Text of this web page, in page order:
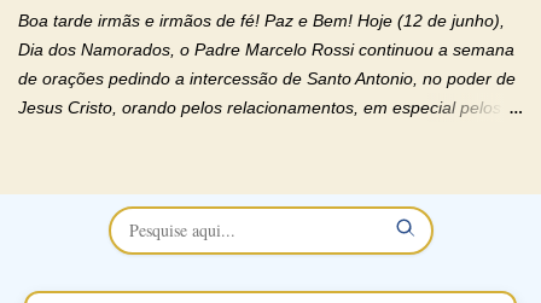
relacionamento e que minaram, espiritualmente, a relação do
casal. Vamos orar (coloque o seu esposo ou esposa diante de
Deus). "Senhor Jesus, restaura os laços ...
Boa tarde irmãs e irmãos de fé! Paz e Bem! Hoje (12 de junho),
Dia dos Namorados, o Padre Marcelo Rossi continuou a semana
de orações pedindo a intercessão de Santo Antonio, no poder de
Jesus Cristo, orando pelos relacionamentos, em especial pelos
maravilhosos cartões que coloquei aqui para vocês. Não perca
esta abençoada semana no Momento de Fé do Padre Marcelo,
vamos juntos formar esta forte corrente de orações. Você que